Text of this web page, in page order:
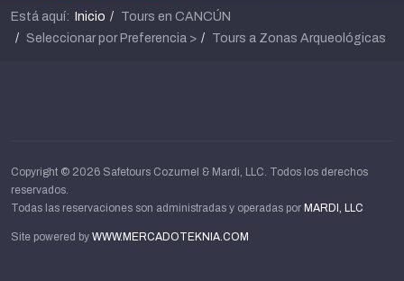
Está aquí: Inicio
Tours en CANCÚN
Seleccionar por Preferencia >
Tours a Zonas Arqueológicas
Copyright © 2026 Safetours Cozumel & Mardi, LLC. Todos los derechos
reservados.
Todas las reservaciones son administradas y operadas por MARDI, LLC
Site powered by WWW.MERCADOTEKNIA.COM